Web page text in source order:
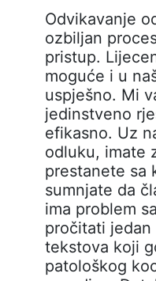
Odvikavanje
ozbiljan
pristup.
moguće i u
uspješno. Mi
jedinstveno
efikasno. Uz
odluku, imate
prestanete sa
sumnjate da
ima problem
pročitati
tekstova koji
patološkog